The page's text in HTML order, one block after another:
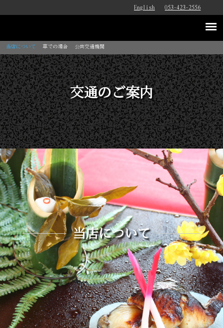
English 053-423-2556
当店について 車での場合 公共交通機関
交通のご案内
当店について